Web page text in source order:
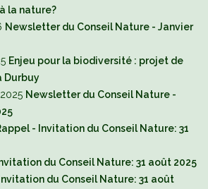
la nature?
Newsletter du Conseil Nature - Janvier
Enjeu pour la biodiversité : projet de
Durbuy
Newsletter du Conseil Nature -
- Invitation du Conseil Nature: 31
du Conseil Nature: 31 août 2025
Invitation du Conseil Nature: 31 août